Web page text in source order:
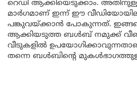
റെഡി ആക്കിയെടുക്കാം.
മാർഗമാണ് ഇന്ന് ഈ
പങ്കുവയ്ക്കാൻ പോകുന്നത്.
ആക്കിയടുത്ത ബൾബ് നമുക്ക്
വീടുകളിൽ
തന്നെ ബൾബിന്റെ